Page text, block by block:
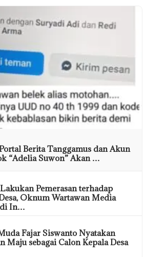
Berita Tanggamus dan Akun
“Adelia Suwon” Akan …
Pemerasan terhadap
Oknum Wartawan Media
In…
Fajar Siswanto Nyatakan
Maju sebagai Calon Kepala Desa